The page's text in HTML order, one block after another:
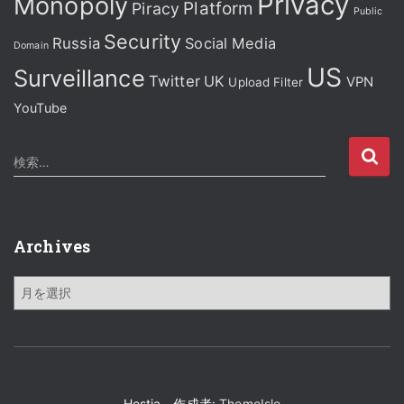
Monopoly Piracy Platform Public
Domain Russia Security Social Media
Surveillance Twitter UK Upload Filter US VPN
YouTube
検
索
検索…
Archives
h